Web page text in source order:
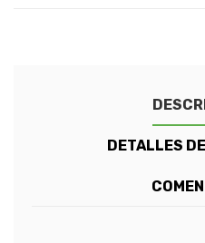
DETALLES